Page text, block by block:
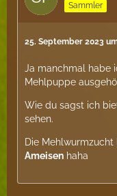
Sammler
25. September 2023
Ja manchmal habe
Mehlpuppe
Wie du sagst ich
sehen.
Die
Ameisen haha